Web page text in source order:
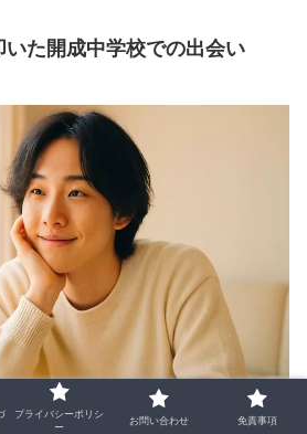
た開成中学校での出会い
プライバシーポリシ
ー
お問い合わせ 免責事項